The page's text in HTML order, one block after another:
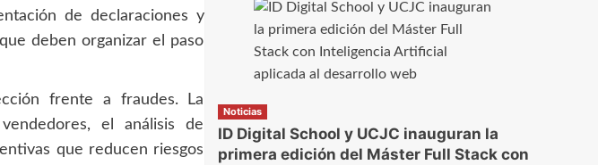
de declaraciones y
deben organizar el paso
frente a fraudes. La
el análisis de
que reducen riesgos
Noticias
ID Digital School y UCJC inauguran la
primera edición del Máster Full Stack con